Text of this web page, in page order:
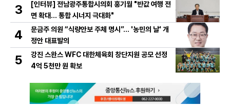
3
[인터뷰] 전남광주통합시의회 홍기월 "반값 여행 전
면 확대… 통합 시너지 극대화"
4
문금주 의원 “식량안보 주체 명시”… '농민의 날' 개
정안 대표발의
5
강진 스완스 WFC 대한체육회 창단지원 공모 선정
4억 5천만 원 확보